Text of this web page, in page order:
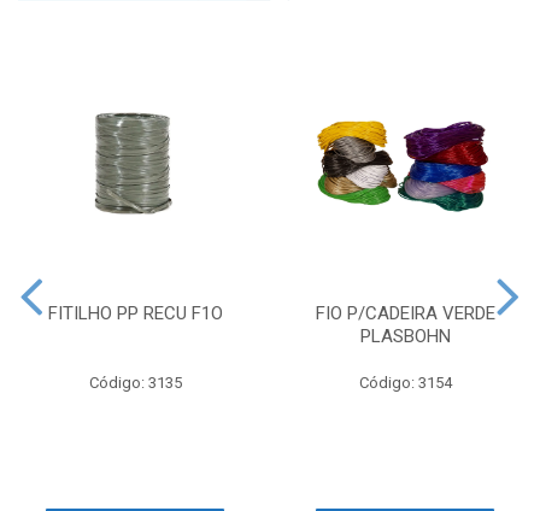
FITILHO PP RECU F1O
Código: 3135
FIO P/CADEIRA VERDE
PLASBOHN
Código: 3154